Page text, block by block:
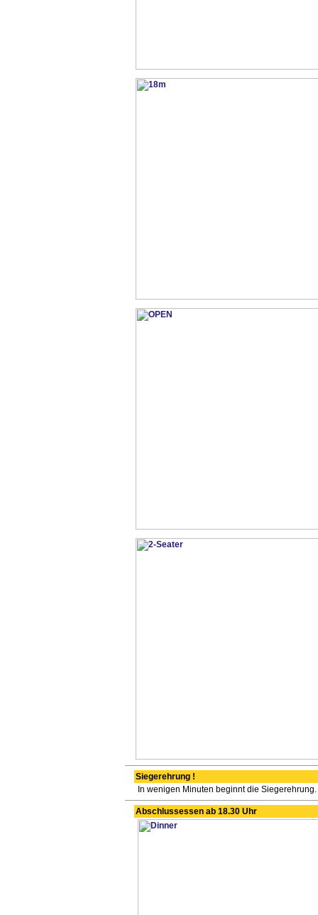
Siegerehrung !
In wenigen Minuten beginnt die Siegerehrung.
Abschlussessen ab 18.30 Uhr